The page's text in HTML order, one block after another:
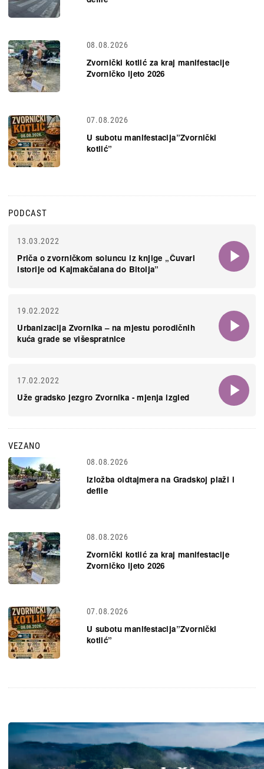
08.08.2026
Zvornički kotlić za kraj manifestacije
Zvorničko ljeto 2026
07.08.2026
U subotu manifestacija”Zvornički
kotlić”
PODCAST
13.03.2022
Priča o zvorničkom soluncu iz knjige „Čuvari
istorije od Kajmakčalana do Bitolja”
19.02.2022
Urbanizacija Zvornika – na mjestu porodičnih
kuća grade se višespratnice
17.02.2022
Uže gradsko jezgro Zvornika - mjenja izgled
VEZANO
08.08.2026
Izložba oldtajmera na Gradskoj plaži i
defile
08.08.2026
Zvornički kotlić za kraj manifestacije
Zvorničko ljeto 2026
07.08.2026
U subotu manifestacija”Zvornički
kotlić”
Slika